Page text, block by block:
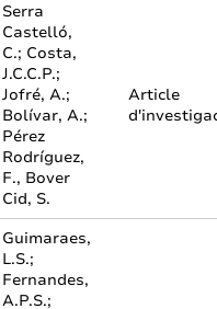
Serra
Castelló,
C.; Costa,
J.C.C.P.;
Jofré, A.;
Bolívar, A.;
Pérez
Rodríguez,
F., Bover
Cid, S.
Article
Guimaraes,
L.S.;
Fernandes,
A.P.S.;